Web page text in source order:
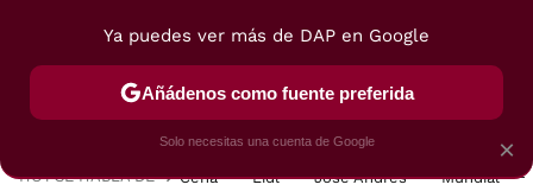
POSTRES VIAJES SELECCIÓN VEGUI
HOY SE HABLA DE Cena Lidl José Andrés Mundial
×
Ya puedes ver más de DAP en Google
Añádenos como fuente preferida
Solo necesitas una cuenta de Google